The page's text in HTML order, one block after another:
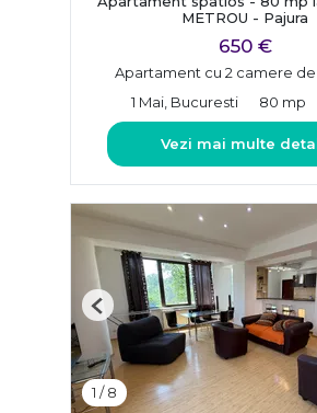
METROU - Pajura
650 €
Apartament cu 2 camere
1 Mai, Bucuresti
80 mp
Vezi mai multe
1 /8
Previous